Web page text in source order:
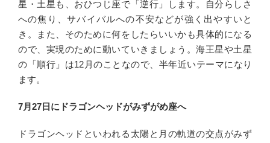
星・土星も、おひつじ座で「逆行」します。自分らしさ
への焦り、サバイバルへの不安などが強く出やすいと
き。また、そのために何をしたらいいかも具体的になる
ので、実現のために動いていきましょう。海王星や土星
の「順行」は12月のことなので、半年近いテーマになり
ます。
7月27日にドラゴンヘッドがみずがめ座へ
ドラゴンヘッドといわれる太陽と月の軌道の交点がみず